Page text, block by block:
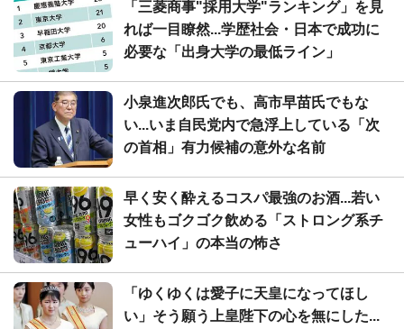
「三菱商事"採用大学"ランキング」を見
れば一目瞭然...学歴社会・日本で成功に
必要な「出身大学の最低ライン」
小泉進次郎氏でも、高市早苗氏でもな
い...いま自民党内で急浮上している「次
の首相」有力候補の意外な名前
早く安く酔えるコスパ最強のお酒...若い
女性もゴクゴク飲める「ストロング系チ
ューハイ」の本当の怖さ
「ゆくゆくは愛子に天皇になってほし
い」そう願う上皇陛下の心を無にした...